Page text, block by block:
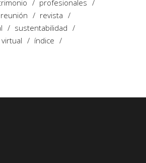
profesionales
reunión
revista
sustentabilidad
virtual índice